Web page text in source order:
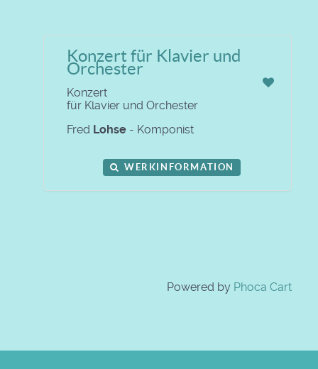
Konzert für Klavier und
Orchester
Konzert
für Klavier und Orchester
Fred Lohse - Komponist
WERKINFORMATION
Powered by Phoca Cart